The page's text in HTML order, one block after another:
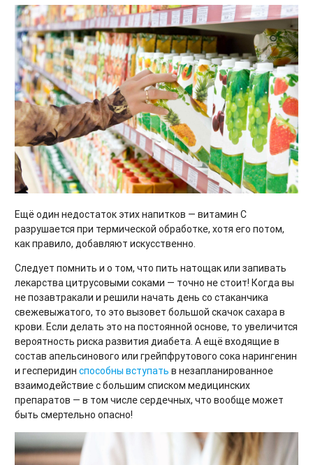
Ещё один недостаток этих напитков — витамин С
разрушается при термической обработке, хотя его потом,
как правило, добавляют искусственно.
Следует помнить и о том, что пить натощак или запивать
лекарства цитрусовыми соками — точно не стоит! Когда вы
не позавтракали и решили начать день со стаканчика
свежевыжатого, то это вызовет большой скачок сахара в
крови. Если делать это на постоянной основе, то увеличится
вероятность риска развития диабета. А ещё входящие в
состав апельсинового или грейпфрутового сока нарингенин
и гесперидин способны вступать в незапланированное
взаимодействие с большим списком медицинских
препаратов — в том числе сердечных, что вообще может
быть смертельно опасно!